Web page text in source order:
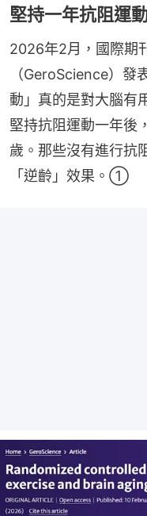
堅持一年抗阻運
2026年2月，國際期
（GeroScience）發
動」真的是對大腦有
堅持抗阻運動一年後
歲。那些沒有進行抗
「逆齡」效果。①